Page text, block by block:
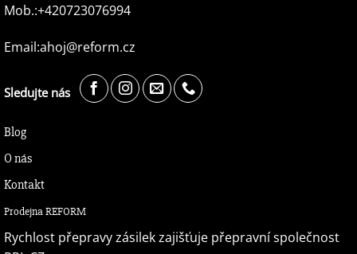
Mob.:+420723076994
Email:ahoj@reform.cz
Sledujte nás
Blog
O nás
Kontakt
Prodejna REFORM
Rychlost přepravy zásilek zajišťuje přepravní společnost